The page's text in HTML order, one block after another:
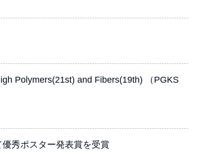
Polymers(21st) and Fibers(19th) （PGKS
秀ポスター発表賞を受賞